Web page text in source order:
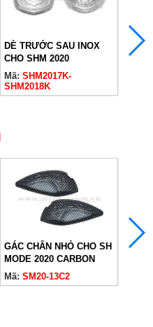
DÈ TRƯỚC SAU INOX
CHO SHM 2020
Mã: SHM2017K-
SHM2018K
NẠ
ĐEN
GÁC CHÂN NHỎ CHO SH
MODE 2020 CARBON
Mã: SM20-13C2